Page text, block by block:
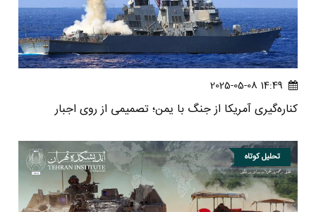
14:49 2025-05-08
کناره‌گیری آمریکا از جنگ با یمن؛ تصمیمی از روی اجبار ‏
تحلیل کوتاه